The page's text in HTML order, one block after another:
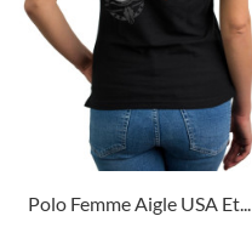
Polo Femme Aigle USA Et...